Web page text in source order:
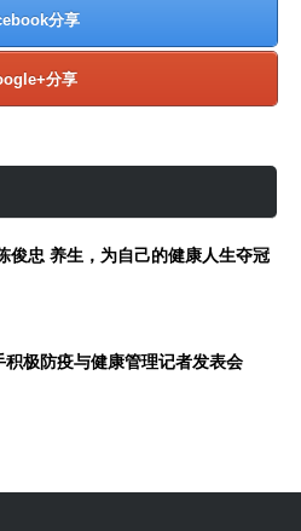
分享
分享
俊忠 养生，为自己的健康人生夺冠
积极防疫与健康管理记者发表会